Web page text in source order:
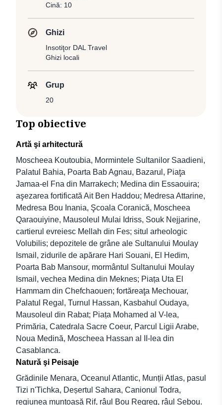
Cină: 10
Ghizi
Insotiţor DAL Travel
Ghizi locali
Grup
20
Top obiective
Artă şi arhitectură
Moscheea Koutoubia, Mormintele Sultanilor Saadieni,
Palatul Bahia, Poarta Bab Agnau, Bazarul, Piaţa
Jamaa-el Fna din Marrakech; Medina din Essaouira;
aşezarea fortificată Ait Ben Haddou; Medresa Attarine,
Medresa Bou Inania, Şcoala Coranică, Moscheea
Qaraouiyine, Mausoleul Mulai Idriss, Souk Nejjarine,
cartierul evreiesc Mellah din Fes; situl arheologic
Volubilis; depozitele de grâne ale Sultanului Moulay
Ismail, zidurile de apărare Hari Souani, El Hedim,
Poarta Bab Mansour, mormântul Sultanului Moulay
Ismail, vechea Medina din Meknes; Piața Uta El
Hammam din Chefchaouen; fortăreaţa Mechouar,
Palatul Regal, Turnul Hassan, Kasbahul Oudaya,
Mausoleul din Rabat; Piața Mohamed al V-lea,
Primăria, Catedrala Sacre Coeur, Parcul Ligii Arabe,
Noua Medină, Moscheea Hassan al II-lea din
Casablanca.
Natură şi Peisaje
Grădinile Menara, Oceanul Atlantic, Munții Atlas, pasul
Tizi n'Tichka, Deșertul Sahara, Canionul Todra,
regiunea muntoasă Rif, râul Bou Regreg, râul Sebou.